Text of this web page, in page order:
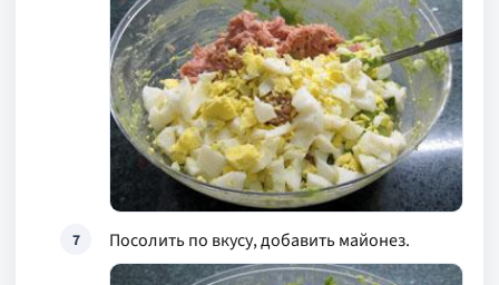
7 Посолить по вкусу, добавить майонез.